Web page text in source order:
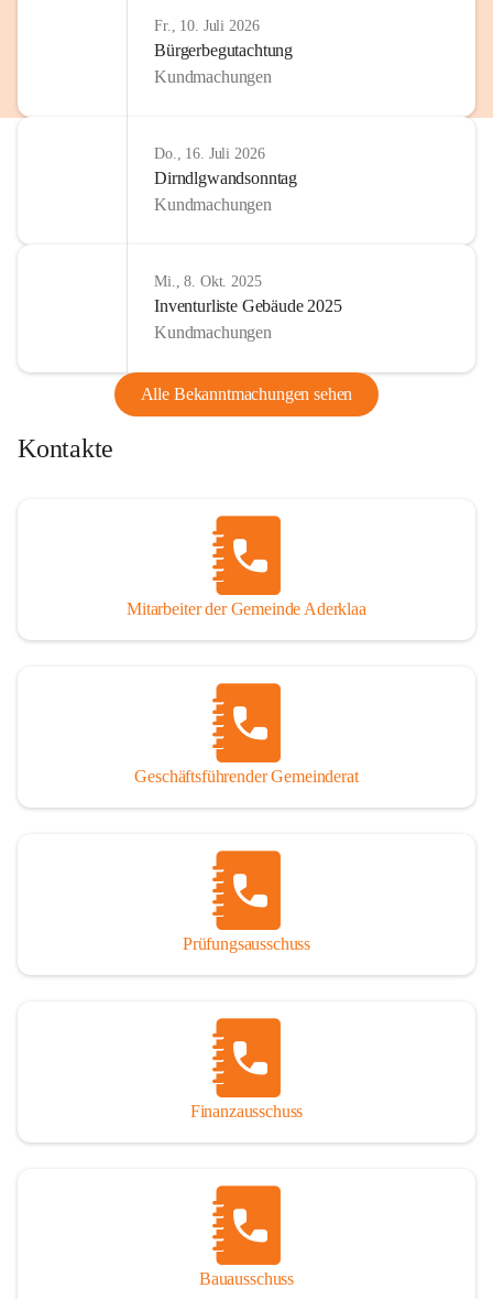
Fr., 10. Juli 2026
Bürgerbegutachtung
Kundmachungen
Do., 16. Juli 2026
Dirndlgwandsonntag
Kundmachungen
Mi., 8. Okt. 2025
Inventurliste Gebäude 2025
Kundmachungen
Alle Bekanntmachungen sehen
Kontakte
Mitarbeiter der Gemeinde Aderklaa
Geschäftsführender Gemeinderat
Prüfungsausschuss
Finanzausschuss
Bauausschuss